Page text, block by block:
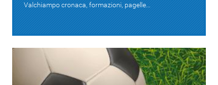
Valchiampo cronaca, formazioni, pagelle...